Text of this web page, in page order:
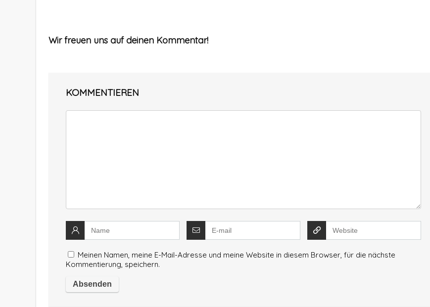
Wir freuen uns auf deinen Kommentar!
KOMMENTIEREN
Meinen Namen, meine E-Mail-Adresse und meine Website in diesem Browser, für die nächste
Kommentierung, speichern.